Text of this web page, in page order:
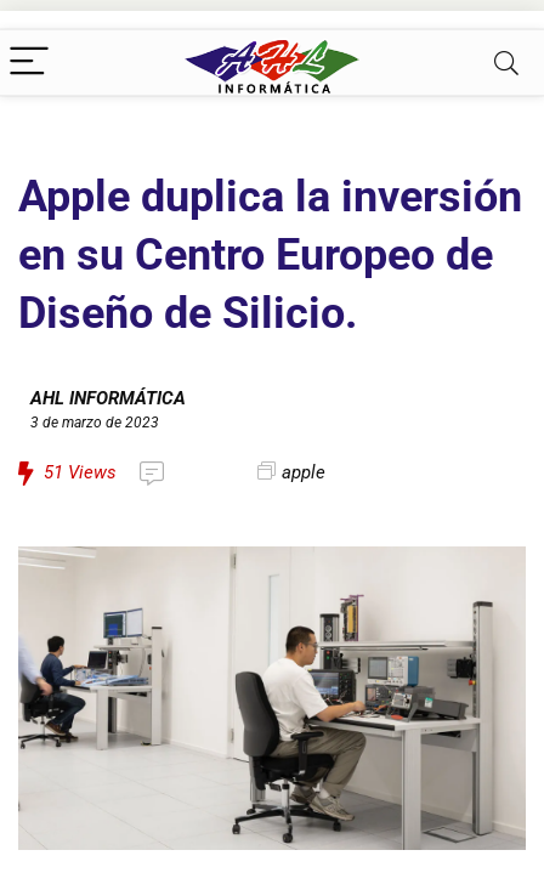
Apple duplica la inversión
en su Centro Europeo de
Diseño de Silicio.
AHL INFORMÁTICA
3 de marzo de 2023
51 Views apple